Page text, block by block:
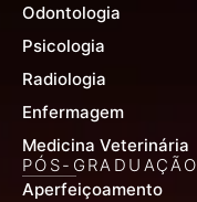
Odontologia
Psicologia
Radiologia
Enfermagem
Medicina Veterinária
PÓS-GRADUAÇÃO
Aperfeiçoamento